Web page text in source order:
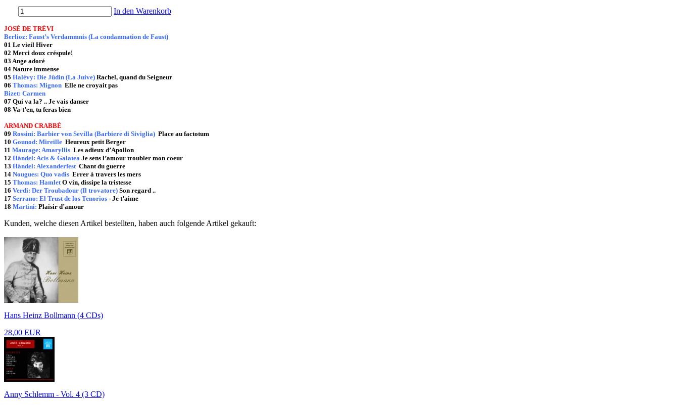
In den Warenkorb
JOSÉ DE TRÉVI
Berlioz: Faust’s Verdammnis (La condamnation de Faust)
01 Le vieil Hiver
02 Merci doux créspule!
03 Ange adoré
04 Nature immense
05 Halévy: Die Jüdin (La Juive) Rachel, quand du Seigneur
06 Thomas: Mignon Elle ne croyait pas
Bizet: Carmen
07 Qui va la? .. Je vais danser
08 Va-t’en, tu feras bien
ARMAND CRABBÉ
09 Rossini: Barbier von Sevilla (Barbiere di Siviglia) Place au factotum
10 Gounod: Mireille Heureux petit Berger
11 Maurage: Amaryllis Les adieux d’Apollon
12 Händel: Acis & Galatea Je sens l’amour troubler mon coeur
13 Händel: AlexanderfestChant du guerre
14 Nougues: Quo vadis Errer à travers les mers
15 Thomas: HamletO vin, dissipe la tristesse
16 Verdi: Der Troubadour (Il trovatore) Son regard ..
17 Serrano: El Trust de los Tenorios - Je t’aime
18 Martini: Plaisir d’amour
Kunden, welche diesen Artikel bestellten, haben auch folgende Artikel gekauft:
Hans Heinz Bollmann (4 CDs)
28,00 EUR
Anny Schlemm - Vol. 4 (3 CD)